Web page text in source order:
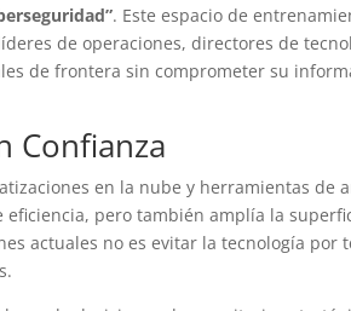
. Este espacio de
de operaciones, directores de
de frontera sin comprometer su
Confianza
en la nube y herramientas de
pero también amplía la
actuales no es evitar la tecnología por